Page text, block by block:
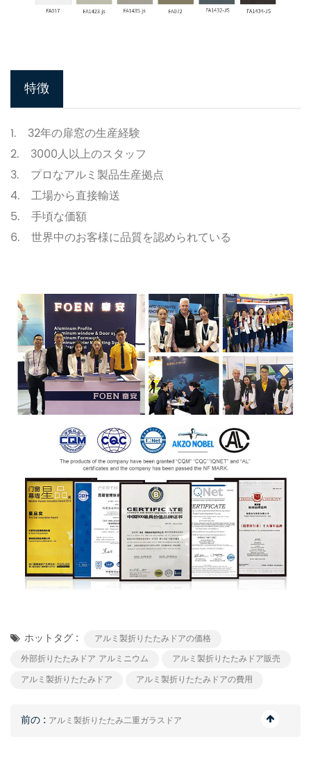
特徴
1. 32年の扉窓の生産経験
2. 3000人以上のスタッフ
3. プロなアルミ製品生産拠点
4. 工場から直接輸送
5. 手頃な価額
6. 世界中のお客様に品質を認められている
ホットタグ :
アルミ製折りたたみドアの価格
外部折りたたみドア アルミニウム
アルミ製折りたたみドア販売
アルミ製折りたたみドア
アルミ製折りたたみドアの費用
前の : アルミ製折りたたみ二重ガラスドア